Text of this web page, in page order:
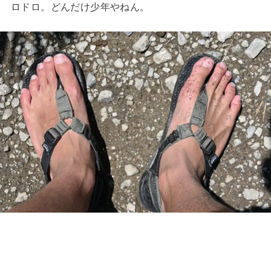
ロドロ。どんだけ少年やねん。